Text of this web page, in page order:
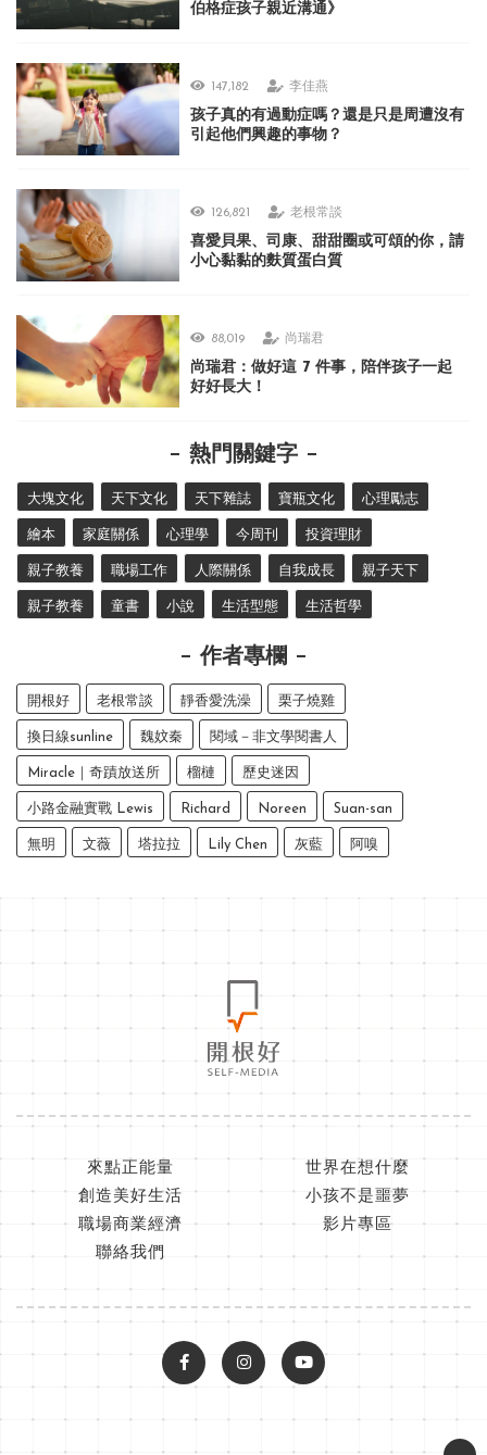
伯格症孩子親近溝通》
147,182 李佳燕
孩子真的有過動症嗎？還是只是周遭沒有
引起他們興趣的事物？
126,821 老根常談
喜愛貝果、司康、甜甜圈或可頌的你，請
小心黏黏的麩質蛋白質
88,019 尚瑞君
尚瑞君：做好這 7 件事，陪伴孩子一起
好好長大！
熱門關鍵字
大塊文化 天下文化 天下雜誌 寶瓶文化 心理勵志
繪本 家庭關係 心理學 今周刊 投資理財
親子教養 職場工作 人際關係 自我成長 親子天下
親子教養 童書 小說 生活型態 生活哲學
作者專欄
開根好 老根常談 靜香愛洗澡 栗子燒雞
換日線sunline 魏妏秦 閱域－非文學閱書人
Miracle｜奇蹟放送所 榴槤 歷史迷因
小路金融實戰 Lewis Richard Noreen Suan-san
無明 文薇 塔拉拉 Lily Chen 灰藍 阿嗅
來點正能量
世界在想什麼
創造美好生活
小孩不是噩夢
職場商業經濟
影片專區
聯絡我們